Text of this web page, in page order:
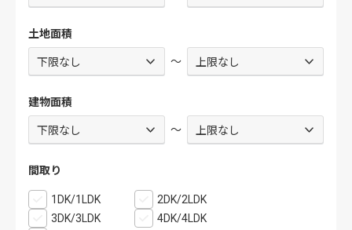
土地面積
～
建物面積
～
間取り
1DK/1LDK
2DK/2LDK
3DK/3LDK
4DK/4LDK